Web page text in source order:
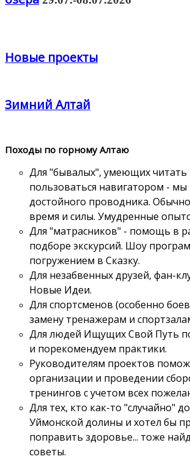
Новые проекты
Зимний Алтай
Походы по горному Алтаю
Для "бывалых", умеющих читать
пользоваться навигатором -
достойного проводника.
время и силы. Умудренные
Для "матрасников" - помощь в
подборе экскурсий. Шоу
погружением в Сказку.
Для незабвенных друзей, фан-
Новые Идеи.
Для спортсменов (особенно
замену тренажерам и
Для людей Ищущих Свой Путь
и порекомендуем практики.
Руководителям проектов
организации и проведении
тренингов с учетом всех
Для тех, кто как-то "случайно"
Уймонской долины и хотел бы
поправить здоровье... тоже
советы.